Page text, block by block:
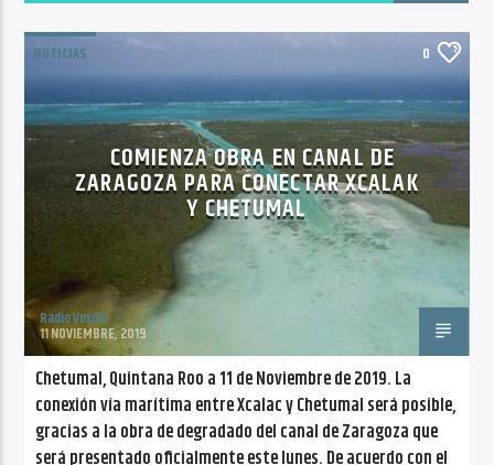
CANCIÓN ACTUAL
NO TITLES AVAILABLE
Radio VoxQR
NOTICIAS 0
COMIENZA OBRA EN CANAL DE
ZARAGOZA PARA CONECTAR XCALAK
Y CHETUMAL
Radio VoxQR
11 NOVIEMBRE, 2019
Chetumal, Quintana Roo a 11 de Noviembre de 2019. La
conexión vía marítima entre Xcalac y Chetumal será posible,
gracias a la obra de degradado del canal de Zaragoza que
será presentado oficialmente este lunes. De acuerdo con el